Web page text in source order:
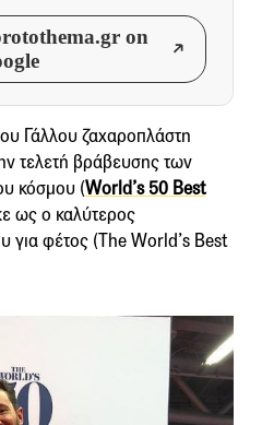
on
Γάλλου ζαχαροπλάστη
τελετή βράβευσης των
κόσμου (World’s 50 Best
ως ο καλύτερος
για φέτος (The World’s Best